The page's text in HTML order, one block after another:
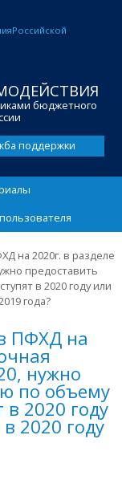
Российской
бюджетного
поддержки
на 2020г. в разделе
предоставить
в 2020 году или
года?
ПФХД на
нужно
по объему
в 2020 году
2020 году